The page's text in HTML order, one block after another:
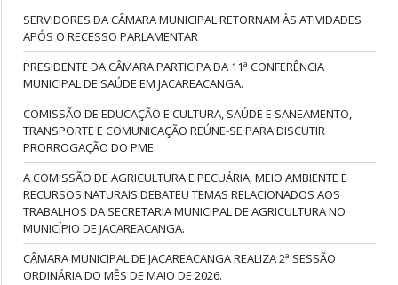
SERVIDORES DA CÂMARA MUNICIPAL RETORNAM ÀS ATIVIDADES
APÓS O RECESSO PARLAMENTAR
PRESIDENTE DA CÂMARA PARTICIPA DA 11ª CONFERÊNCIA
MUNICIPAL DE SAÚDE EM JACAREACANGA.
COMISSÃO DE EDUCAÇÃO E CULTURA, SAÚDE E SANEAMENTO,
TRANSPORTE E COMUNICAÇÃO REÚNE-SE PARA DISCUTIR
PRORROGAÇÃO DO PME.
A COMISSÃO DE AGRICULTURA E PECUÁRIA, MEIO AMBIENTE E
RECURSOS NATURAIS DEBATEU TEMAS RELACIONADOS AOS
TRABALHOS DA SECRETARIA MUNICIPAL DE AGRICULTURA NO
MUNICÍPIO DE JACAREACANGA.
CÂMARA MUNICIPAL DE JACAREACANGA REALIZA 2ª SESSÃO
ORDINÁRIA DO MÊS DE MAIO DE 2026.